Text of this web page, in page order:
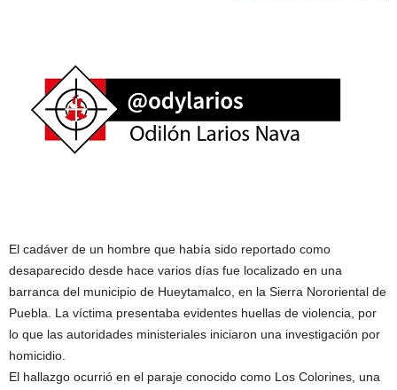
El cadáver de un hombre que había sido reportado como
desaparecido desde hace varios días fue localizado en una
barranca del municipio de Hueytamalco, en la Sierra Nororiental de
Puebla. La víctima presentaba evidentes huellas de violencia, por
lo que las autoridades ministeriales iniciaron una investigación por
homicidio.
El hallazgo ocurrió en el paraje conocido como Los Colorines, una